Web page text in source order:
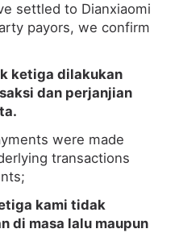
settled to Dianxiaomi
payors, we confirm
ketiga dilakukan
dan perjanjian
were made
transactions
kami tidak
di masa lalu maupun